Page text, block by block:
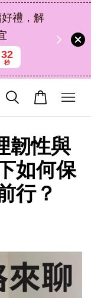
禮，解
31
秒
韌性與
如何保
行？